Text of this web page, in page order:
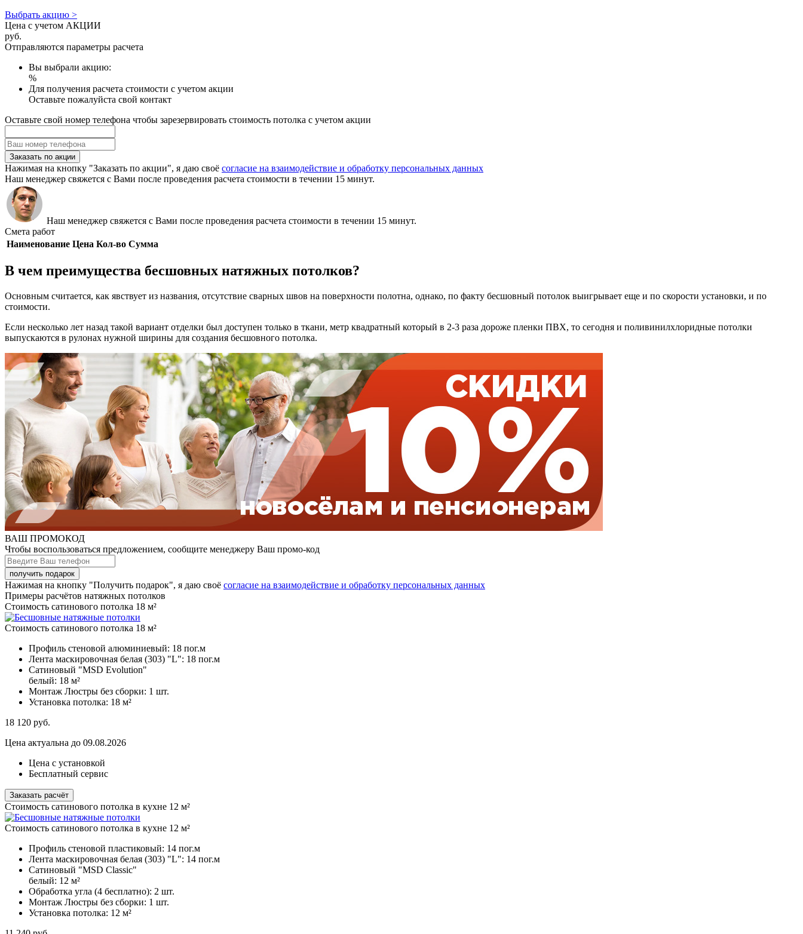
Выбрать акцию >
Цена с учетом АКЦИИ
руб.
Отправляются параметры расчета
Вы выбрали акцию:
%
Для получения расчета стоимости с учетом акции
Оставьте пожалуйста свой контакт
Оставьте свой номер телефона чтобы зарезервировать стоимость потолка с учетом акции
Заказать по акции
Нажимая на кнопку "Заказать по акции", я даю своё согласие на взаимодействие и обработку персональных данных
Наш менеджер свяжется с Вами после проведения расчета стоимости в течении 15 минут.
Наш менеджер свяжется с Вами после проведения расчета стоимости в течении 15 минут.
Смета работ
Наименование Цена Кол-во Сумма
В чем преимущества бесшовных натяжных потолков?
Основным считается, как явствует из названия, отсутствие сварных швов на поверхности полотна, однако, по факту бесшовный потолок выигрывает еще и по скорости установки, и по
стоимости.
Если несколько лет назад такой вариант отделки был доступен только в ткани, метр квадратный который в 2-3 раза дороже пленки ПВХ, то сегодня и поливинилхлоридные потолки
выпускаются в рулонах нужной ширины для создания бесшовного потолка.
ВАШ ПРОМОКОД
Чтобы воспользоваться предложением, сообщите менеджеру Ваш промо-код
Нажимая на кнопку "Получить подарок", я даю своё согласие на взаимодействие и обработку персональных данных
Примеры расчётов натяжных потолков
Стоимость сатинового потолка 18 м²
Стоимость сатинового потолка 18 м²
Профиль стеновой алюминиевый: 18 пог.м
Лента маскировочная белая (303) "L": 18 пог.м
Сатиновый "MSD Evolution"
белый: 18 м²
Монтаж Люстры без сборки: 1 шт.
Установка потолка: 18 м²
18 120 руб.
Цена актуальна до 09.08.2026
Цена с установкой
Бесплатный сервис
Заказать расчёт
Стоимость сатинового потолка в кухне 12 м²
Стоимость сатинового потолка в кухне 12 м²
Профиль стеновой пластиковый: 14 пог.м
Лента маскировочная белая (303) "L": 14 пог.м
Сатиновый "MSD Classic"
белый: 12 м²
Обработка угла (4 бесплатно): 2 шт.
Монтаж Люстры без сборки: 1 шт.
Установка потолка: 12 м²